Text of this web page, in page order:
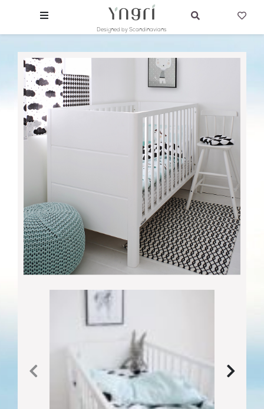
Designed by Scandinavians